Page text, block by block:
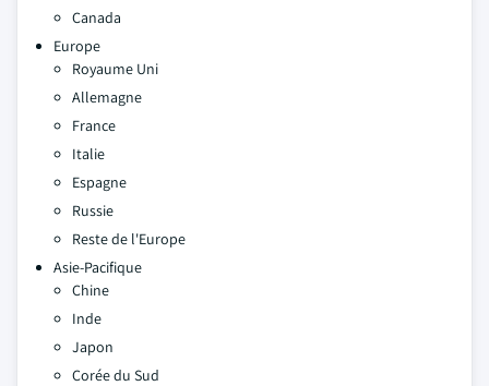
Canada
Europe
Royaume Uni
Allemagne
France
Italie
Espagne
Russie
Reste de l'Europe
Asie-Pacifique
Chine
Inde
Japon
Corée du Sud